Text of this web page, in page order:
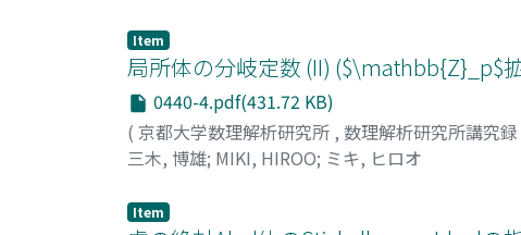
Item
局所体の分岐定数 (II) ($\mathbb{Z}_p$
0440-4.pdf(431.72 KB)
( 京都大学数理解析研究所 , 数理解析研究所講究録
三木, 博雄; MIKI, HIROO; ミキ, ヒロオ
Item